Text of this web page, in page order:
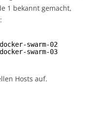
1 bekannt gemacht,
swarm-02
swarm-03
Hosts auf.